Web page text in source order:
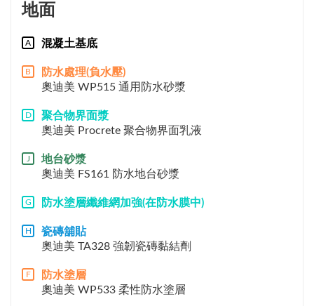
地面
A 混凝土基底
B
防水處理(負水壓)
奧迪美 WP515 通用防水砂漿
D
聚合物界面漿
奧迪美 Procrete 聚合物界面乳液
J
地台砂漿
奧迪美 FS161 防水地台砂漿
G 防水塗層纖維網加強(在防水膜中)
H
瓷磚舖貼
奧迪美 TA328 強韌瓷磚黏結劑
F
防水塗層
奧迪美 WP533 柔性防水塗層